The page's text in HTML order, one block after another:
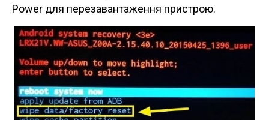
Power для перезавантаження пристрою.